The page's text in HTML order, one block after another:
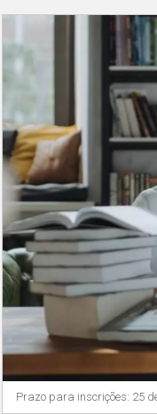
Prazo para inscrições: 25